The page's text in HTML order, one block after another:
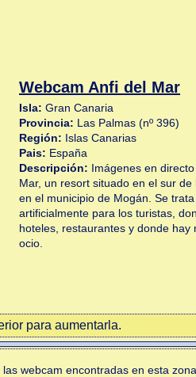
Webcam Anfi del Mar
Isla: Gran Canaria
Provincia: Las Palmas (nº 396)
Región: Islas Canarias
Pais: España
Descripción: Imágenes en
Mar, un resort situado en el sur de
en el municipio de Mogán. Se
artificialmente para los turistas,
hoteles, restaurantes y donde hay
ocio.
para aumentarla.
webcam encontradas en esta zona.